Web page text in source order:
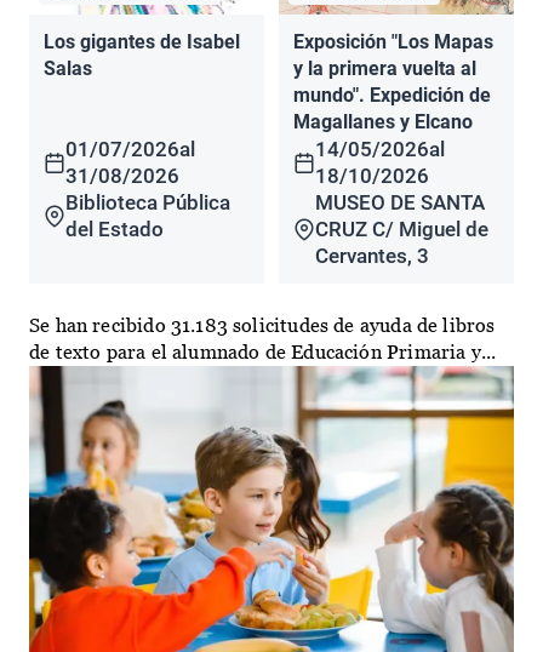
Los gigantes de Isabel
Salas
01/07/2026al
31/08/2026
Biblioteca Pública
del Estado
Exposición "Los Mapas
y la primera vuelta al
mundo". Expedición de
Magallanes y Elcano
14/05/2026al
18/10/2026
MUSEO DE SANTA
CRUZ C/ Miguel de
Cervantes, 3
Se han recibido 31.183 solicitudes de ayuda de libros
de texto para el alumnado de Educación Primaria y...